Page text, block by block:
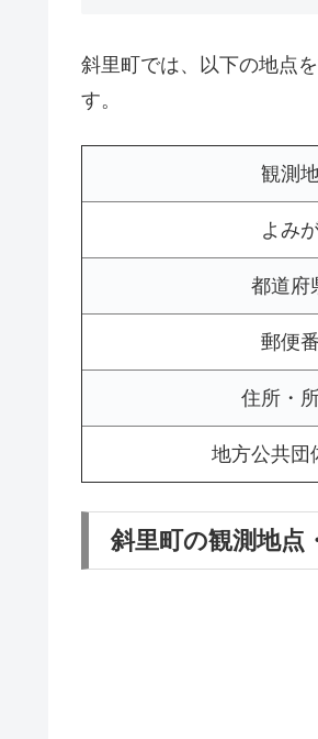
斜里町では、以下の地点
す。
観測
よみ
都道府
郵便
住所・
地方公共団
斜里町の観測地点